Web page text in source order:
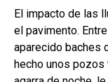
El impacto de las
el pavimento.
aparecido baches
hecho unos pozos